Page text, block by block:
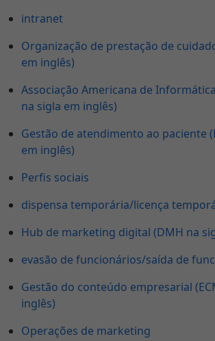
intranet
Organização de prestação de
em inglês)
Associação Americana de
na sigla em inglês)
Gestão de atendimento ao paciente
em inglês)
Perfis sociais
dispensa temporária/licença
Hub de marketing digital (DMH na
evasão de funcionários/saída de
Gestão do conteúdo empresarial
inglês)
Operações de marketing